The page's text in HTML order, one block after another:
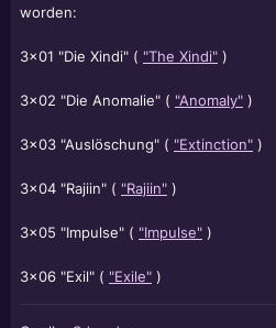
worden:
3x01 "Die Xindi" ( "The Xindi" )
3x02 "Die Anomalie" ( "Anomaly" )
3x03 "Auslöschung" ( "Extinction" )
3x04 "Rajiin" ( "Rajiin" )
3x05 "Impulse" ( "Impulse" )
3x06 "Exil" ( "Exile" )